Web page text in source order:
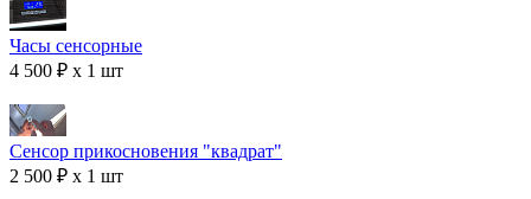
Часы сенсорные
4 500 ₽ x 1 шт
Сенсор прикосновения "квадрат"
2 500 ₽ x 1 шт